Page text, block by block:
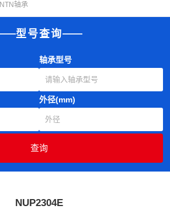
NTN轴承
型号查询
轴承型号
外径(mm)
NUP2304E